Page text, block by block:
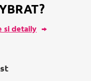
si detaily